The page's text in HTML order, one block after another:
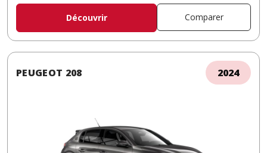
Découvrir Comparer
PEUGEOT 208 2024